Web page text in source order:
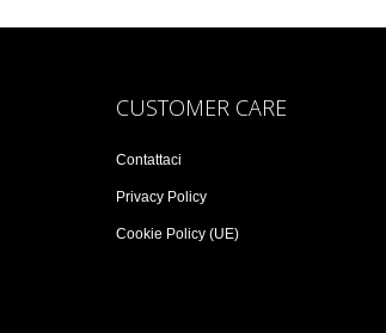
CUSTOMER CARE
Contattaci
Privacy Policy
Cookie Policy (UE)